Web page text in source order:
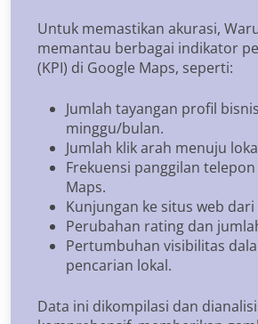
Untuk memastikan akurasi,
memantau berbagai indikator
(KPI) di Google Maps, seperti:
Jumlah tayangan profil
minggu/bulan.
Jumlah klik arah menuju
Frekuensi panggilan
Maps.
Kunjungan ke situs web
Perubahan rating dan
Pertumbuhan visibilitas
pencarian lokal.
Data ini dikompilasi dan